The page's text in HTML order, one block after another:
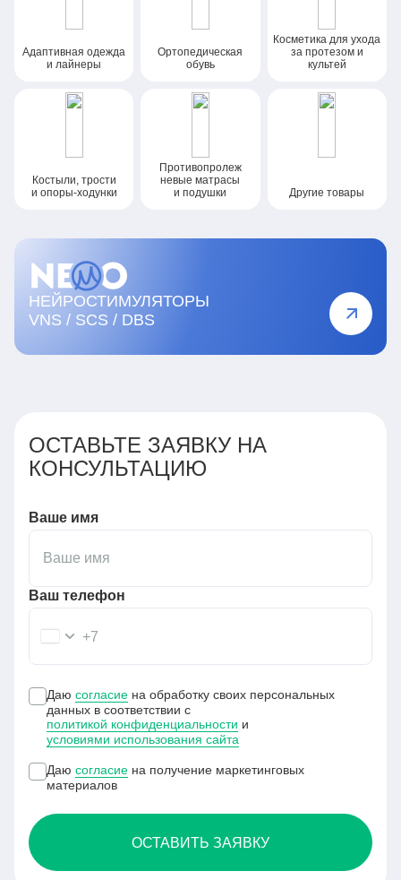
Адаптивная одежда
и лайнеры
Ортопедическая
обувь
Косметика для ухода
за протезом и
культей
Костыли, трости
и опоры-ходунки
Противопролеж
невые матрасы
и подушки
Другие товары
НЕЙРОСТИМУЛЯТОРЫ
VNS / SCS / DBS
ОСТАВЬТЕ ЗАЯВКУ НА
КОНСУЛЬТАЦИЮ
Ваше имя
Ваш телефон
+7
Даю согласие на обработку своих персональных
данных в соответствии с
политикой конфиденциальности и
условиями использования сайта
Даю согласие на получение маркетинговых
материалов
ОСТАВИТЬ ЗАЯВКУ